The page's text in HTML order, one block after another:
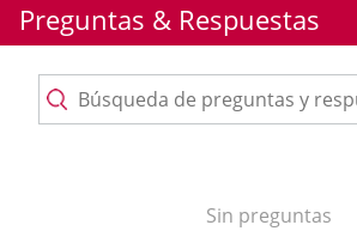
Preguntas & Respuestas
Sin preguntas